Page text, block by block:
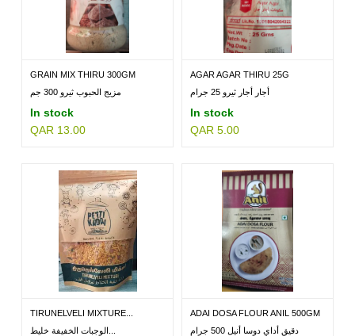
GRAIN MIX THIRU 300GM
مزيج الحبوب ثيرو 300 جم
In stock
QAR 13.00
AGAR AGAR THIRU 25G
أجار أجار ثيرو 25 جرام
In stock
QAR 5.00
TIRUNELVELI MIXTURE...
ADAI DOSA FLOUR ANIL 500GM
دقيق أداي دوسا أنيل 500 جرام